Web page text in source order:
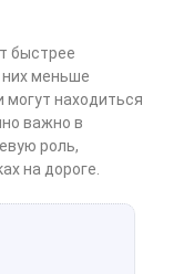
быстрее
них меньше
могут находиться
важно в
роль,
на дороге.